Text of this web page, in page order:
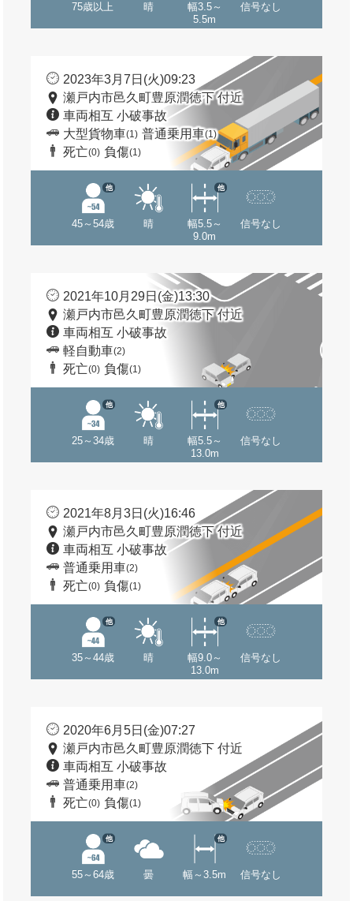
75歳以上 晴
幅3.5～
5.5m
信号なし
2023年3月7日(火)09:23
瀬戸内市邑久町豊原潤徳下 付近
車両相互 小破事故
大型貨物車(1) 普通乗用車(1)
死亡(0) 負傷(1)
45～54歳
他
晴
幅5.5～
9.0m
他
信号なし
2021年10月29日(金)13:30
瀬戸内市邑久町豊原潤徳下 付近
車両相互 小破事故
軽自動車(2)
死亡(0) 負傷(1)
25～34歳
他
晴
幅5.5～
13.0m
他
信号なし
2021年8月3日(火)16:46
瀬戸内市邑久町豊原潤徳下 付近
車両相互 小破事故
普通乗用車(2)
死亡(0) 負傷(1)
35～44歳
他
晴
幅9.0～
13.0m
他
信号なし
2020年6月5日(金)07:27
瀬戸内市邑久町豊原潤徳下 付近
車両相互 小破事故
普通乗用車(2)
死亡(0) 負傷(1)
55～64歳
他
曇 幅～3.5m
他
信号なし